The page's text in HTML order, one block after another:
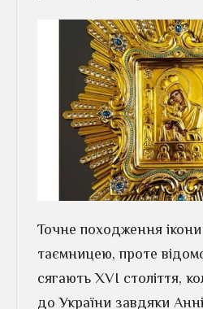
Точне походження
таємницею, проте
сягають XVI століття,
до України завдяки